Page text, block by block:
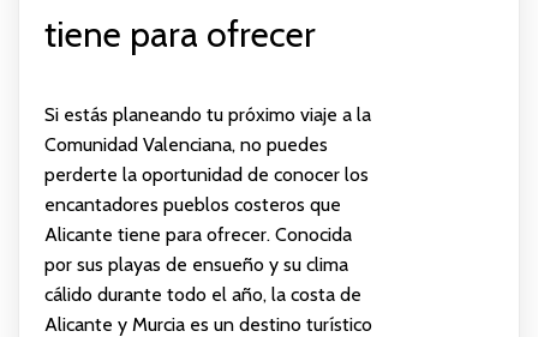
tiene para ofrecer
Si estás planeando tu próximo viaje a la
Comunidad Valenciana, no puedes
perderte la oportunidad de conocer los
encantadores pueblos costeros que
Alicante tiene para ofrecer. Conocida
por sus playas de ensueño y su clima
cálido durante todo el año, la costa de
Alicante y Murcia es un destino turístico